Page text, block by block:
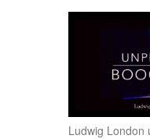
Ludwig London